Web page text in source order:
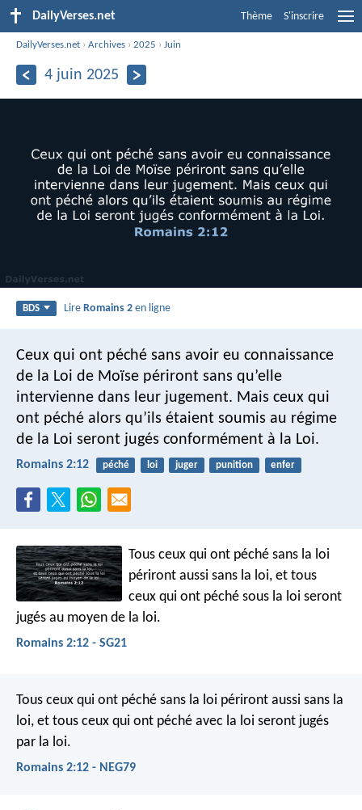
DailyVerses.net Thème S'inscrire
DailyVerses.net ›Archives ›2025 ›Juin
4 juin 2025
BDS LireRomains 2 en ligne
Ceux qui ont péché sans avoir eu connaissance
de la Loi de Moïse périront sans qu’elle
intervienne dans leur jugement. Mais ceux qui
ont péché alors qu’ils étaient soumis au régime
de la Loi seront jugés conformément à la Loi.
Romains 2:12 péché loi juger punition enfer
Tous ceux qui ont péché sans la loi
périront aussi sans la loi, et tous
ceux qui ont péché sous la loi seront
jugés au moyen de la loi.
Romains 2:12 - SG21
Tous ceux qui ont péché sans la loi périront aussi sans la
loi, et tous ceux qui ont péché avec la loi seront jugés
par la loi.
Romains 2:12 - NEG79